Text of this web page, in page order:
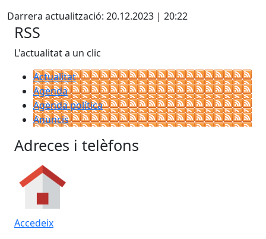
Darrera actualització: 20.12.2023 | 20:22
RSS
L'actualitat a un clic
Actualitat
Agenda
Agenda política
Anuncis
Adreces i telèfons
Accedeix